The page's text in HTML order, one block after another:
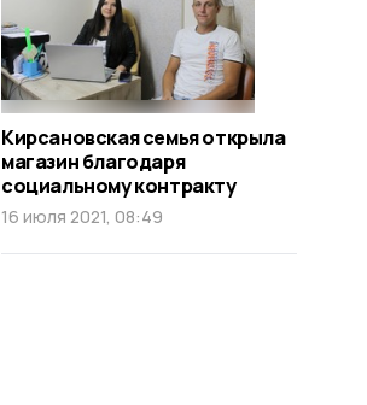
Кирсановская семья открыла
магазин благодаря
социальному контракту
16 июля 2021, 08:49